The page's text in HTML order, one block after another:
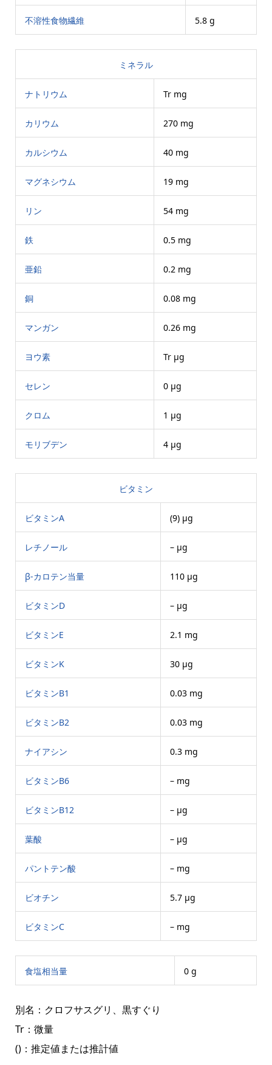
不溶性食物繊維 5.8 g
ミネラル
ナトリウム Tr mg
カリウム 270 mg
カルシウム 40 mg
マグネシウム 19 mg
リン 54 mg
鉄 0.5 mg
亜鉛 0.2 mg
銅 0.08 mg
マンガン 0.26 mg
ヨウ素 Tr μg
セレン 0 μg
クロム 1 μg
モリブデン 4 μg
ビタミン
ビタミンA (9) μg
レチノール – μg
β-カロテン当量 110 μg
ビタミンD – μg
ビタミンE 2.1 mg
ビタミンK 30 μg
ビタミンB1 0.03 mg
ビタミンB2 0.03 mg
ナイアシン 0.3 mg
ビタミンB6 – mg
ビタミンB12 – μg
葉酸 – μg
パントテン酸 – mg
ビオチン 5.7 μg
ビタミンC – mg
食塩相当量 0 g
別名：クロフサスグリ、黒すぐり
Tr：微量
()：推定値または推計値